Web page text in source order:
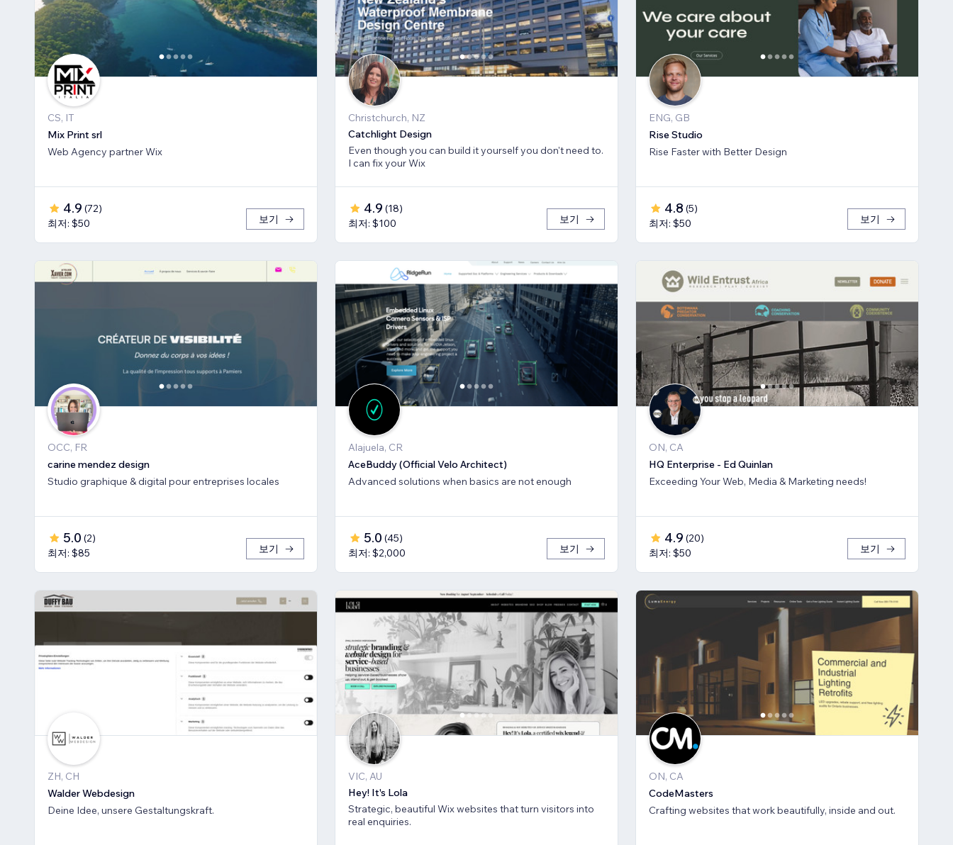
CS, IT
Mix Print srl
Web Agency partner Wix
4.9 (72)
최저: $50
보기
Christchurch, NZ
Catchlight Design
Even though you can build it yourself you don't need to.
I can fix your Wix
4.9 (18)
최저: $100
보기
ENG, GB
Rise Studio
Rise Faster with Better Design
4.8 (5)
최저: $50
보기
OCC, FR
carine mendez design
Studio graphique & digital pour entreprises locales
5.0 (2)
최저: $85
보기
Alajuela, CR
AceBuddy (Official Velo Architect)
Advanced solutions when basics are not enough
5.0 (45)
최저: $2,000
보기
ON, CA
HQ Enterprise - Ed Quinlan
Exceeding Your Web, Media & Marketing needs!
4.9 (20)
최저: $50
보기
ZH, CH
Walder Webdesign
Deine Idee, unsere Gestaltungskraft.
VIC, AU
Hey! It's Lola
Strategic, beautiful Wix websites that turn visitors into
real enquiries.
ON, CA
CodeMasters
Crafting websites that work beautifully, inside and out.